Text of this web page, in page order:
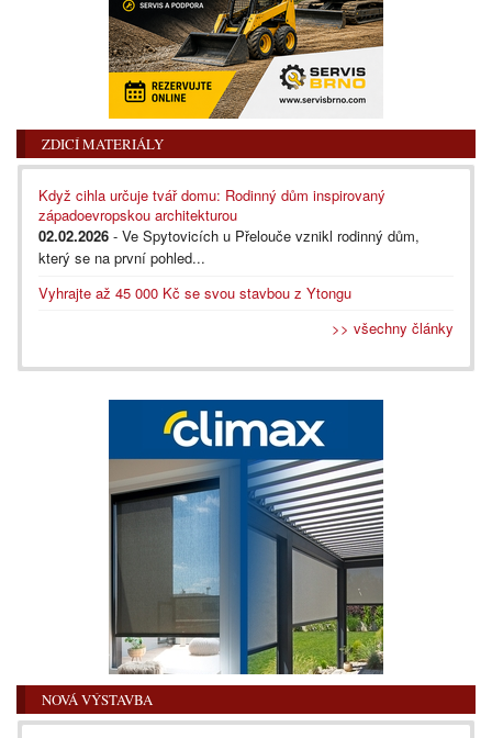
ZDICÍ MATERIÁLY
Když cihla určuje tvář domu: Rodinný dům inspirovaný
západoevropskou architekturou
02.02.2026 - Ve Spytovicích u Přelouče vznikl rodinný dům,
který se na první pohled...
Vyhrajte až 45 000 Kč se svou stavbou z Ytongu
>> všechny články
NOVÁ VÝSTAVBA